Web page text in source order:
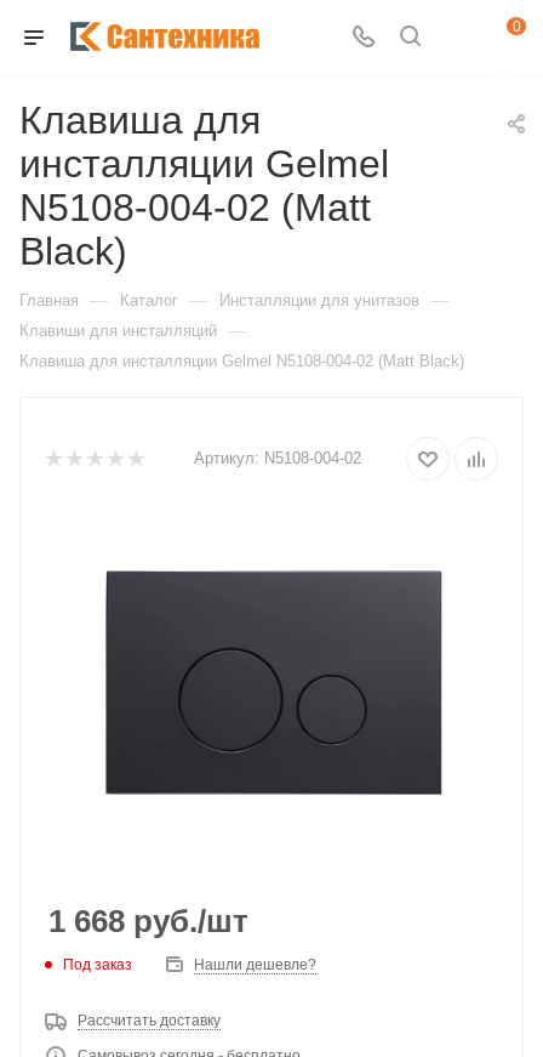
0
Клавиша для
инсталляции Gelmel
N5108-004-02 (Matt
Black)
Главная — Каталог — Инсталляции для унитазов —
Клавиши для инсталляций —
Клавиша для инсталляции Gelmel N5108-004-02 (Matt Black)
Артикул: N5108-004-02
1 668 руб./шт
Под заказ Нашли дешевле?
Рассчитать доставку